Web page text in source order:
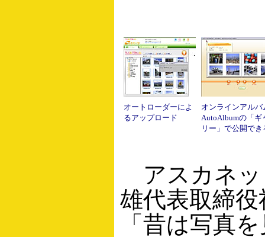
オートローダーによ
るアップロード
オンラインアルバ
AutoAlbumの「ギ
リー」で公開でき
アスカネッ
雄代表取締
「昔は写真